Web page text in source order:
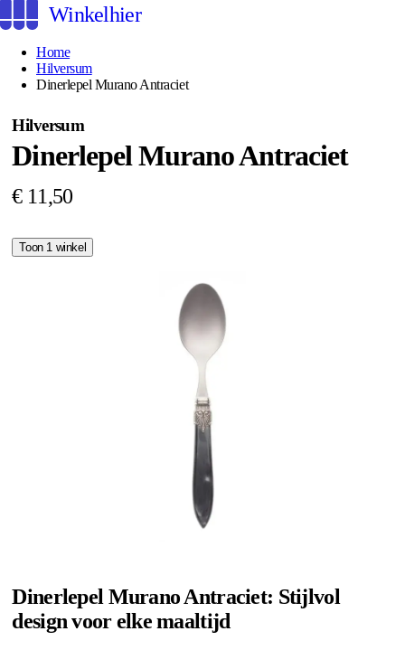
Winkelhier
Home
Hilversum
Dinerlepel Murano Antraciet
Hilversum
Dinerlepel Murano Antraciet
€ 11,50
Toon 1 winkel
Dinerlepel Murano Antraciet: Stijlvol
design voor elke maaltijd